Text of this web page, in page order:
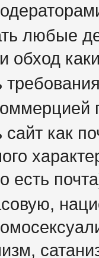
любые
сайт как
есть